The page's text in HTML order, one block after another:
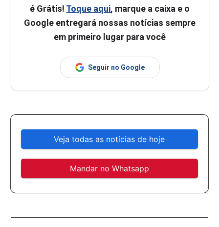
é Grátis! Toque aqui, marque a caixa e o
Google entregará nossas notícias sempre
em primeiro lugar para você
Seguir no Google
Veja todas as notícias de hoje
Mandar no Whatsapp